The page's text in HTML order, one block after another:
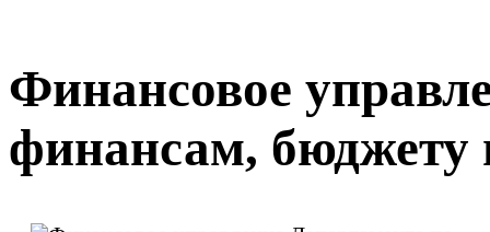
Финансовое
финансам, бюджету